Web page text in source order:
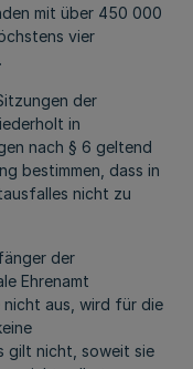
mit über 450 000
vier
der
in
nach § 6 geltend
bestimmen, dass in
nicht zu
der
Ehrenamt
aus, wird für die
gilt nicht, soweit sie